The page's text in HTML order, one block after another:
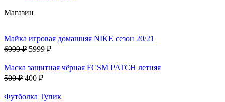
Магазин
Майка игровая домашняя NIKE сезон 20/21
6999 ₽ 5999 ₽
Маска защитная чёрная FCSM PATCH летняя
500 ₽ 400 ₽
Футболка Тупик